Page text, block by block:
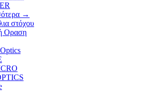
→
στόχου
Οραση